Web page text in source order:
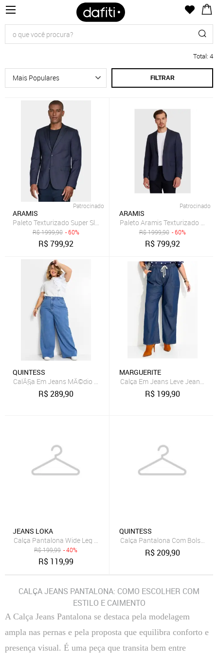
Total: 4
FILTRAR
Patrocinado
ARAMIS
Paleto Texturizado Super Slim Marinho - 46
R$1999,90 - 60%
R$799,92
Patrocinado
ARAMIS
Paleto Aramis Texturizado
R$1999,90 - 60%
R$799,92
QUINTESS
CalÃ§a Em Jeans MÃ©dio Quintess
R$289,90
MARGUERITE
Calça Em Jeans Leve Jeans
R$ 199,90
JEANS LOKA
Calça Pantalona Wide Leg Plus Size Bege
R$199,99 - 40%
R$ 119,99
QUINTESS
Calça Pantalona Com Bolsos
R$209,90
CALÇA JEANS PANTALONA: COMO ESCOLHER COM
ESTILO E CAIMENTO
A Calça Jeans Pantalona se destaca pela modelagem
ampla nas pernas e pela proposta que equilibra conforto e
presença visual. É uma peça que transita bem entre